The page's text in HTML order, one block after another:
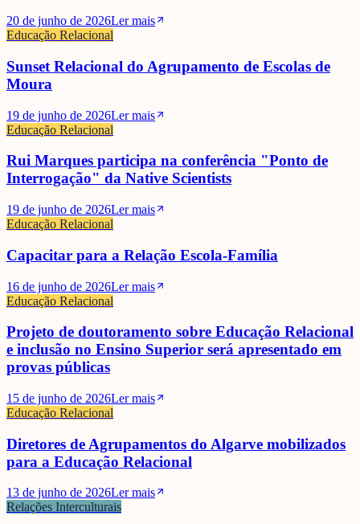
20 de junho de 2026Ler mais
Educação Relacional
Sunset Relacional do Agrupamento de Escolas de
Moura
19 de junho de 2026Ler mais
Educação Relacional
Rui Marques participa na conferência "Ponto de
Interrogação" da Native Scientists
19 de junho de 2026Ler mais
Educação Relacional
Capacitar para a Relação Escola-Família
16 de junho de 2026Ler mais
Educação Relacional
Projeto de doutoramento sobre Educação Relacional
e inclusão no Ensino Superior será apresentado em
provas públicas
15 de junho de 2026Ler mais
Educação Relacional
Diretores de Agrupamentos do Algarve mobilizados
para a Educação Relacional
13 de junho de 2026Ler mais
Relações Interculturais